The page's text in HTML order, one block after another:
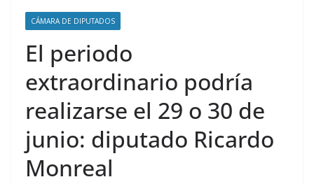
CÁMARA DE DIPUTADOS
El periodo
extraordinario podría
realizarse el 29 o 30 de
junio: diputado Ricardo
Monreal